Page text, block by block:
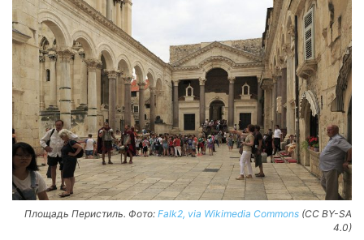
Площадь Перистиль. Фото: Falk2, via Wikimedia Commons (CC BY-SA
4.0)